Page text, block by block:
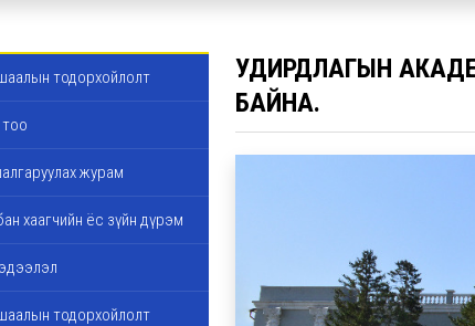
тодорхойлолт
журам
хаагчийн ёс зүйн дүрэм
тодорхойлолт
УДИРДЛАГЫН
БАЙНА.